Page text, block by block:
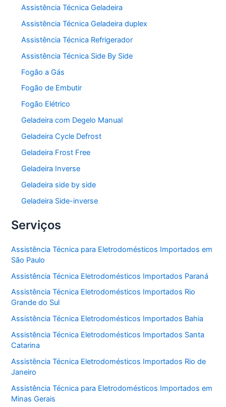
Assistência Técnica Geladeira
Assistência Técnica Geladeira duplex
Assistência Técnica Refrigerador
Assistência Técnica Side By Side
Fogão a Gás
Fogão de Embutir
Fogão Elétrico
Geladeira com Degelo Manual
Geladeira Cycle Defrost
Geladeira Frost Free
Geladeira Inverse
Geladeira side by side
Geladeira Side-inverse
Serviços
Assistência Técnica para Eletrodomésticos Importados em
São Paulo
Assistência Técnica Eletrodomésticos Importados Paraná
Assistência Técnica Eletrodomésticos Importados Rio
Grande do Sul
Assistência Técnica Eletrodomésticos Importados Bahia
Assistência Técnica Eletrodomésticos Importados Santa
Catarina
Assistência Técnica Eletrodomésticos Importados Rio de
Janeiro
Assistência Técnica para Eletrodomésticos Importados em
Minas Gerais